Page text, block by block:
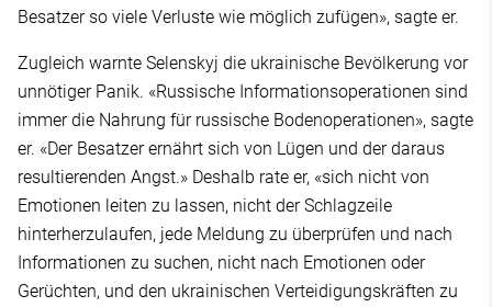
Besatzer so viele Verluste wie möglich zufügen», sagte er.
Zugleich warnte Selenskyj die ukrainische Bevölkerung vor
unnötiger Panik. «Russische Informationsoperationen sind
immer die Nahrung für russische Bodenoperationen», sagte
er. «Der Besatzer ernährt sich von Lügen und der daraus
resultierenden Angst.» Deshalb rate er, «sich nicht von
Emotionen leiten zu lassen, nicht der Schlagzeile
hinterherzulaufen, jede Meldung zu überprüfen und nach
Informationen zu suchen, nicht nach Emotionen oder
Gerüchten, und den ukrainischen Verteidigungskräften zu